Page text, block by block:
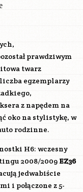
prawdziwym
twarz
egzemplarzy
z napędem na
oko na stylistykę, w
rodzinne.
H6: wczesny
2008/2009 EZ36
jedwabiście
i połączone z 5-